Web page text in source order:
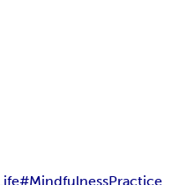
#MindfulnessPractice